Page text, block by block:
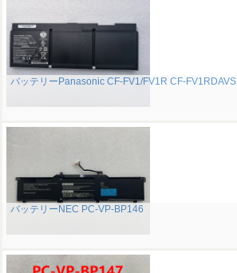
バッテリーPanasonic CF-FV1/FV1R CF-FV1RDAVS
バッテリーNEC PC-VP-BP146